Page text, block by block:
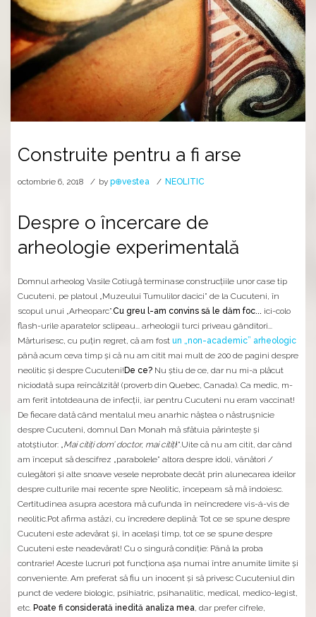
Construite pentru a fi arse
octombrie 6, 2018 by p⊕vestea NEOLITIC
Despre o încercare de
arheologie experimentală
Domnul arheolog Vasile Cotiugă terminase construcţiile unor case tip
Cucuteni, pe platoul „Muzeului Tumulilor dacici” de la Cucuteni, în
scopul unui „Arheoparc”.Cu greu l-am convins să le dăm foc... ici-colo
flash-urile aparatelor sclipeau... arheologii turci priveau gânditori...
Mărturisesc, cu puţin regret, că am fost un „non-academic” arheologic
până acum ceva timp şi că nu am citit mai mult de 200 de pagini despre
neolitic şi despre Cucuteni! De ce? Nu ştiu de ce, dar nu mi-a plăcut
niciodată supa reîncălzită! (proverb din Quebec, Canada). Ca medic, m-
am ferit întotdeauna de infecţii, iar pentru Cucuteni nu eram vaccinat!
De fiecare dată când mentalul meu anarhic năştea o năstruşnicie
despre Cucuteni, domnul Dan Monah mă sfătuia părinteşte şi
atotştiutor: „Mai citiţi dom’ doctor, mai citiţi!”.Uite că nu am citit, dar când
am început să descifrez „parabolele” altora despre idoli, vânători /
culegători şi alte snoave vesele neprobate decât prin alunecarea ideilor
despre culturile mai recente spre Neolitic, începeam să mă îndoiesc.
Certitudinea asupra acestora mă cufunda în neîncredere vis-á-vis de
neolitic.Pot afirma astăzi, cu încredere deplină: Tot ce se spune despre
Cucuteni este adevărat şi, în acelaşi timp, tot ce se spune despre
Cucuteni este neadevărat! Cu o singură condiţie: Până la proba
contrarie! Aceste lucruri pot funcţiona aşa numai între anumite limite şi
conveniente. Am preferat să fiu un inocent şi să privesc Cucuteniul din
punct de vedere biologic, psihiatric, psihanalitic, medical, medico-legist,
etc. Poate fi considerată inedită analiza mea, dar prefer cifrele,